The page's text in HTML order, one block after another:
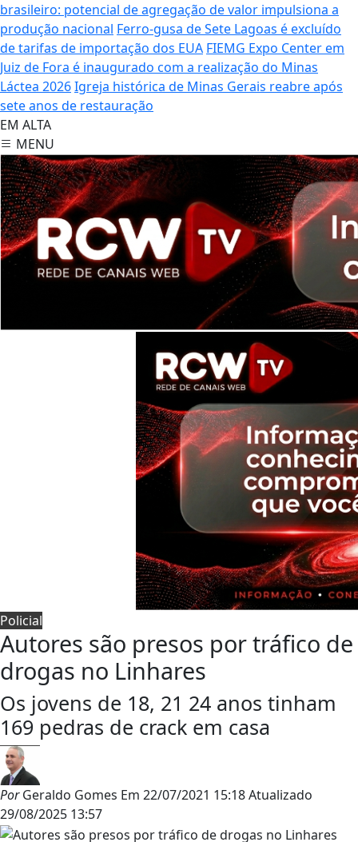
brasileiro: potencial de agregação de valor impulsiona a
produção nacional Ferro-gusa de Sete Lagoas é excluído
de tarifas de importação dos EUA FIEMG Expo Center em
Juiz de Fora é inaugurado com a realização do Minas
Láctea 2026Igreja histórica de Minas Gerais reabre após
sete anos de restauração
EM ALTA
MENU
Policial
Autores são presos por tráfico de
drogas no Linhares
Os jovens de 18, 21 24 anos tinham
169 pedras de crack em casa
PorGeraldo Gomes Em 22/07/2021 15:18Atualizado
29/08/2025 13:57